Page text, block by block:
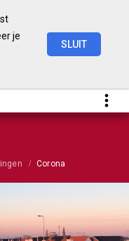
je
SLUIT
Corona